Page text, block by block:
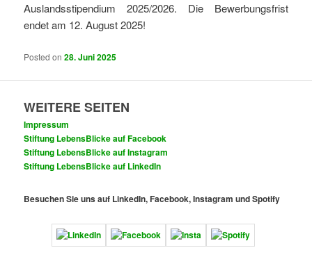
Auslandsstipendium 2025/2026. Die Bewerbungsfrist
endet am 12. August 2025!
Posted on28. Juni 2025
WEITERE SEITEN
Impressum
Stiftung LebensBlicke auf Facebook
Stiftung LebensBlicke auf Instagram
Stiftung LebensBlicke auf LinkedIn
Besuchen Sie uns auf LinkedIn, Facebook, Instagram und Spotify